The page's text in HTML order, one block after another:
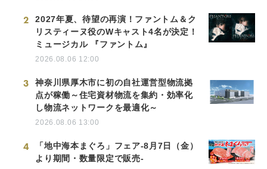
2
2027年夏、待望の再演！ファントム＆ク
リスティーヌ役のWキャスト4名が決定！
ミュージカル 『ファントム』
2026.08.06 12:00
3
神奈川県厚木市に初の自社運営型物流拠
点が稼働～住宅資材物流を集約・効率化
し物流ネットワークを最適化～
2026.08.06 13:00
4
「地中海本まぐろ」フェア-8月7日（金）
より期間・数量限定で販売-